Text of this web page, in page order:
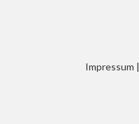
Impressum |